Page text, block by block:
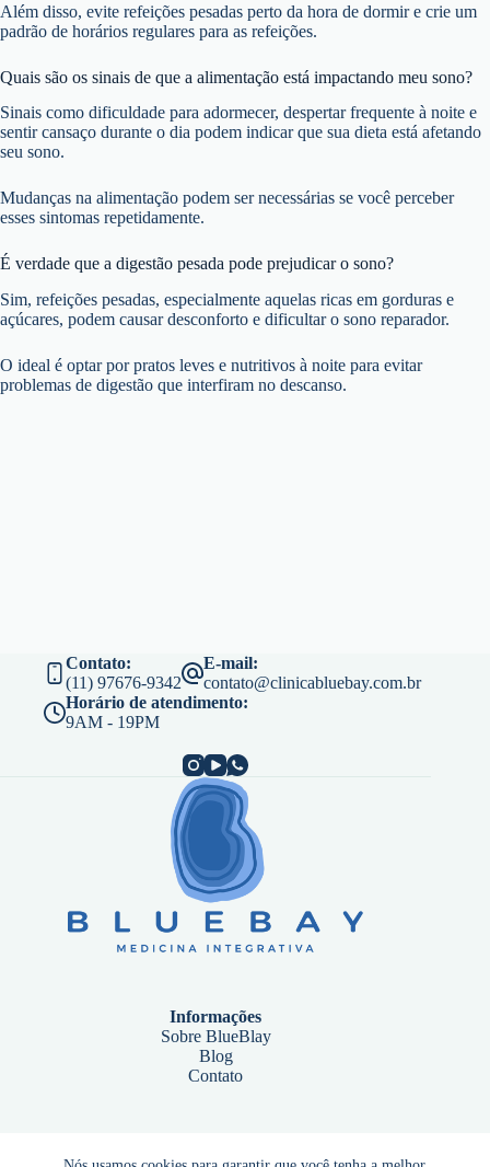
Além disso, evite refeições pesadas perto da hora de dormir e crie um
padrão de horários regulares para as refeições.
Quais são os sinais de que a alimentação está impactando meu sono?
Sinais como dificuldade para adormecer, despertar frequente à noite e
sentir cansaço durante o dia podem indicar que sua dieta está afetando
seu sono.
Mudanças na alimentação podem ser necessárias se você perceber
esses sintomas repetidamente.
É verdade que a digestão pesada pode prejudicar o sono?
Sim, refeições pesadas, especialmente aquelas ricas em gorduras e
açúcares, podem causar desconforto e dificultar o sono reparador.
O ideal é optar por pratos leves e nutritivos à noite para evitar
problemas de digestão que interfiram no descanso.
Contato:
(11) 97676-9342
E-mail:
contato@clinicabluebay.com.br
Horário de atendimento:
9AM - 19PM
Informações
Sobre BlueBlay
Blog
Contato